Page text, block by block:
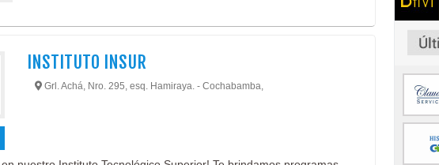
INSTITUTO INSUR
Grl. Achá, Nro. 295, esq. Hamiraya. - Cochabamba,